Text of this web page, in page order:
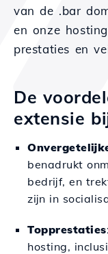
van de .bar
en onze
prestaties en
De
extensie
benadrukt
bedrijf, en
zijn in
Topprestaties
hosting,